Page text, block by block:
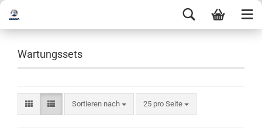
Wartungssets
Sortieren nach 25 pro Seite